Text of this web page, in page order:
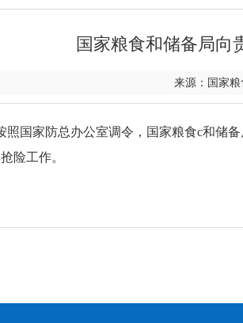
国家粮食和储备局向
来源：国家
照国家防总办公室调令，国家粮食c和储
险工作。